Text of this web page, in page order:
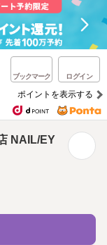
ブックマーク ログイン
ポイントを表示する
NAIL/EY